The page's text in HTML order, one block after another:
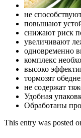
не
повышают
снижают риск
увеличивают
одновременно
комплекс
высоко
тормозят
не содержат
Удобная
Обработаны
This entry was posted